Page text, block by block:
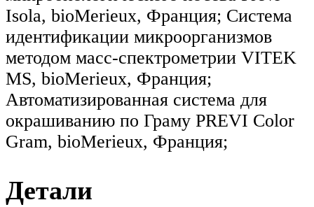
Isola, bioMerieux, Франция; Система
идентификации микроорганизмов
методом масс-спектрометрии VITEK
MS, bioMerieux, Франция;
Автоматизированная система для
окрашиванию по Граму PREVI Color
Gram, bioMerieux, Франция;
Детали